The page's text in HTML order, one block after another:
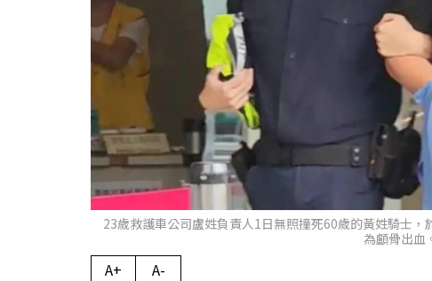
23歲救護車公司盧姓負責人1日無照撞死60歲的黃姓騎士
為顱骨出血
A+ A-